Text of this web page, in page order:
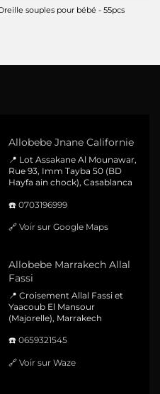
souples pour bébé - 55pcs
Allobebe Jnane Californie
📍 Lot Assakane Al Mounawar,
Rue 93, Imm Tayba 50 (BD
Hayfa ain chock), Casablanca
☎️ 0703196999
🔗 Voir sur Google Maps
Allobebe Marrakech Allal
Fassi
📍 Croisement Allal Fassi et
Yaacoub El Mansour
(Majorelle), Marrakech
☎️ 0659321545
🔗 Voir sur Waze